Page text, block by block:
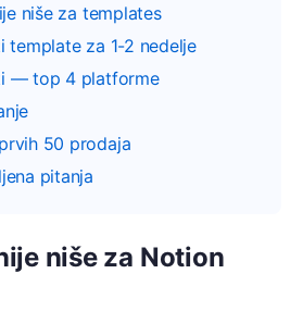
niše za templates
template za 1-2 nedelje
— top 4 platforme
50 prodaja
pitanja
niše za Notion